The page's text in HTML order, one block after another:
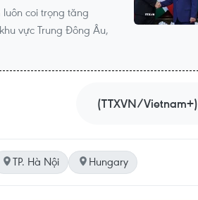
coi trọng tăng
vực Trung Đông Âu,
(TTXVN/Vietnam+)
TP. Hà Nội Hungary